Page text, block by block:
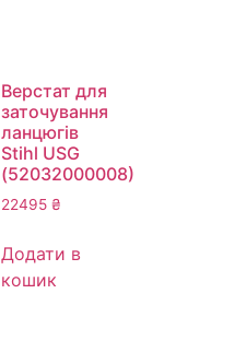
Верстат для
заточування
ланцюгів
Stihl USG
(52032000008)
22495 ₴
Додати в
кошик